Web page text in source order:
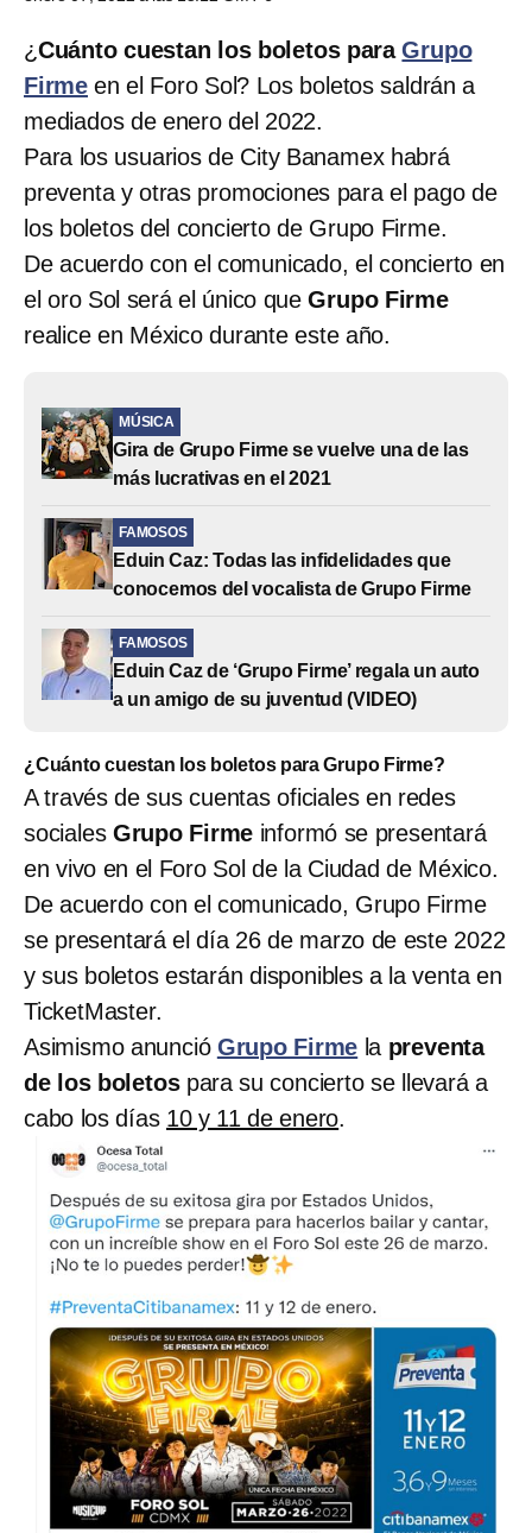
¿Cuánto cuestan los boletos paraGrupo
Firme en el Foro Sol? Los boletos saldrán a
mediados de enero del 2022.
Para los usuarios de City Banamex habrá
preventa y otras promociones para el pago de
los boletos del concierto de Grupo Firme.
De acuerdo con el comunicado, el concierto en
el oro Sol será el único queGrupo Firme
realice en México durante este año.
MÚSICA
Gira de Grupo Firme se vuelve una de las
más lucrativas en el 2021
FAMOSOS
Eduin Caz: Todas las infidelidades que
conocemos del vocalista de Grupo Firme
FAMOSOS
Eduin Caz de ‘Grupo Firme’ regala un auto
a un amigo de su juventud (VIDEO)
¿Cuánto cuestan los boletos para Grupo Firme?
A través de sus cuentas oficiales en redes
sociales Grupo Firme informó se presentará
en vivo en el Foro Sol de la Ciudad de México.
De acuerdo con el comunicado, Grupo Firme
se presentará el día 26 de marzo de este 2022
y sus boletos estarán disponibles a la venta en
TicketMaster.
Asimismo anunció Grupo Firme la preventa
de los boletospara su concierto se llevará a
cabo los días 10 y 11 de enero.